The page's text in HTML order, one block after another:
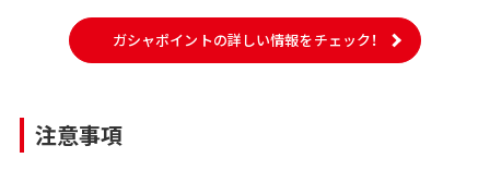
ガシャポイントの詳しい情報をチェック！
注意事項